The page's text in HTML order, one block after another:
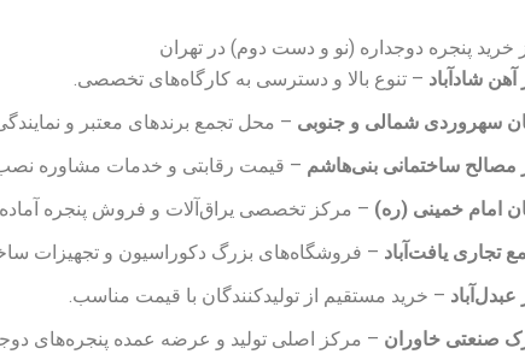
خرید پنجره دوجداره (نو و دست دوم) در تهران
آهن شادآباد – تنوع بالا و دسترسی به کارگاه‌های تخصصی.
سهروردی شمالی و جنوبی – محل تجمع برندهای معتبر و
مصالح ساختمانی بنی‌هاشم – قیمت رقابتی و خدمات مشاوره
امام خمینی (ره) – مرکز تخصصی یراق‌آلات و فروش پنجره آماده.
تجاری یافت‌آباد – فروشگاه‌های بزرگ دکوراسیون و تجهیزات
عبدل‌آباد – خرید مستقیم از تولیدکنندگان با قیمت مناسب.
صنعتی خاوران – مرکز اصلی تولید و عرضه عمده پنجره‌های